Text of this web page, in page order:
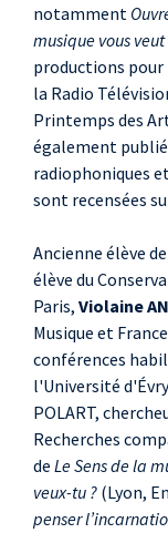
notamment
musique vous
productions pour
la Radio
Printemps des
également
radiophoniques
sont recensées
Ancienne élève
élève du
Paris, Violaine
Musique et
conférences
l'Université
POLART,
Recherches
de Le Sens de la
veux-tu ? (Lyon,
penser